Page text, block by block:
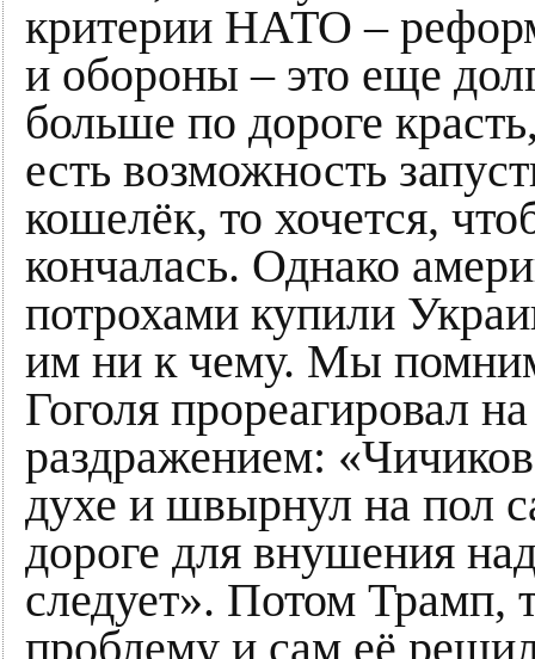
критерии НАТО –
и обороны – это еще
больше по дороге
есть возможность
кошелёк, то хочется,
кончалась. Однако
потрохами купили
им ни к чему. Мы
Гоголя прореагировал
раздражением:
духе и швырнул на пол
дороге для внушения
следует». Потом Трамп,
проблему и сам её